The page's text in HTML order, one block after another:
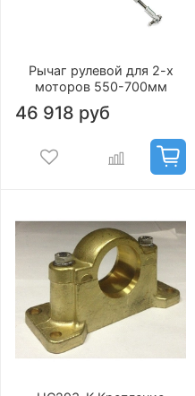
Рычаг рулевой для 2-х
моторов 550-700мм
46 918 руб